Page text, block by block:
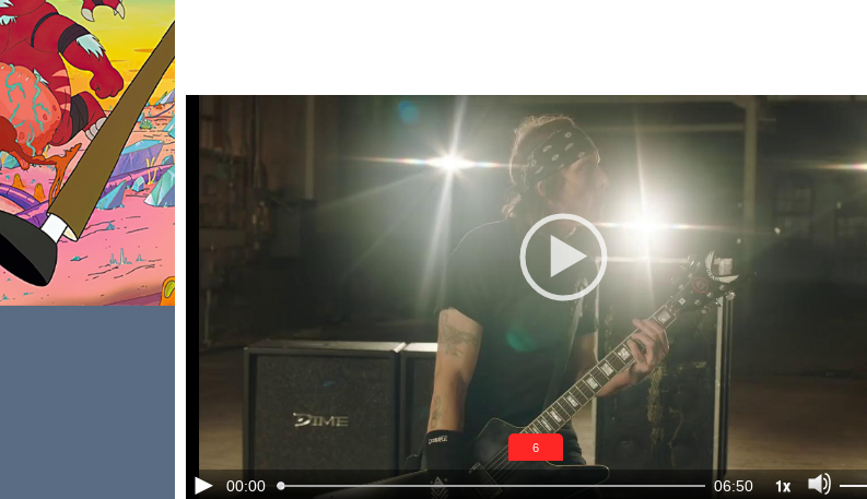
00:00 06:50 1x
6